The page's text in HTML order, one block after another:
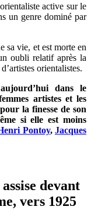
active sur le
un genre dominé par
sa vie, et est morte en
oubli relatif après la
orientalistes.
dans le
artistes et les
la finesse de son
si elle est moins
Pontoy,Jacques
devant
vers 1925